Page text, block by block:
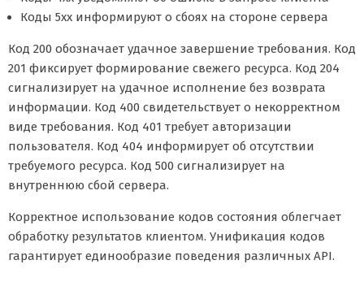
Коды 5xx информируют о сбоях на стороне сервера
Код 200 обозначает удачное завершение требования. Код
201 фиксирует формирование свежего ресурса. Код 204
сигнализирует на удачное исполнение без возврата
информации. Код 400 свидетельствует о некорректном
виде требования. Код 401 требует авторизации
пользователя. Код 404 информирует об отсутствии
требуемого ресурса. Код 500 сигнализирует на
внутреннюю сбой сервера.
Корректное использование кодов состояния облегчает
обработку результатов клиентом. Унификация кодов
гарантирует единообразие поведения различных API.